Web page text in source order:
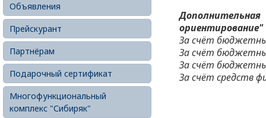
Объявления
Прейскурант
Партнёрам
Подарочный сертификат
Многофункциональный
комплекс "Сибиряк"
ориентирование"
За счёт
За счёт
За счёт
За счёт средств